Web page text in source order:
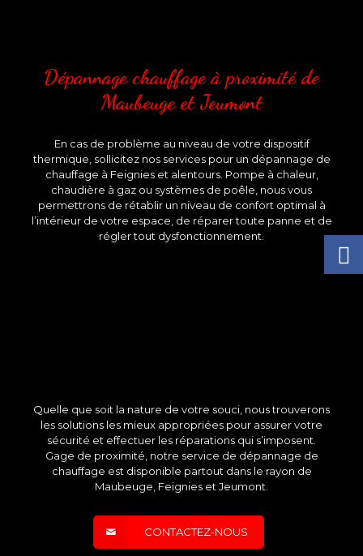
Dépannage chauffage à proximité de
Maubeuge et Jeumont
En cas de problème au niveau de votre dispositif
thermique, sollicitez nos services pour un dépannage de
chauffage à Feignies et alentours. Pompe à chaleur,
chaudière à gaz ou systèmes de poêle, nous vous
permettrons de rétablir un niveau de confort optimal à
l’intérieur de votre espace, de réparer toute panne et de
régler tout dysfonctionnement.
Quelle que soit la nature de votre souci, nous trouverons
les solutions les mieux appropriées pour assurer votre
sécurité et effectuer les réparations qui s’imposent.
Gage de proximité, notre service de dépannage de
chauffage est disponible partout dans le rayon de
Maubeuge, Feignies et Jeumont.
CONTACTEZ-NOUS